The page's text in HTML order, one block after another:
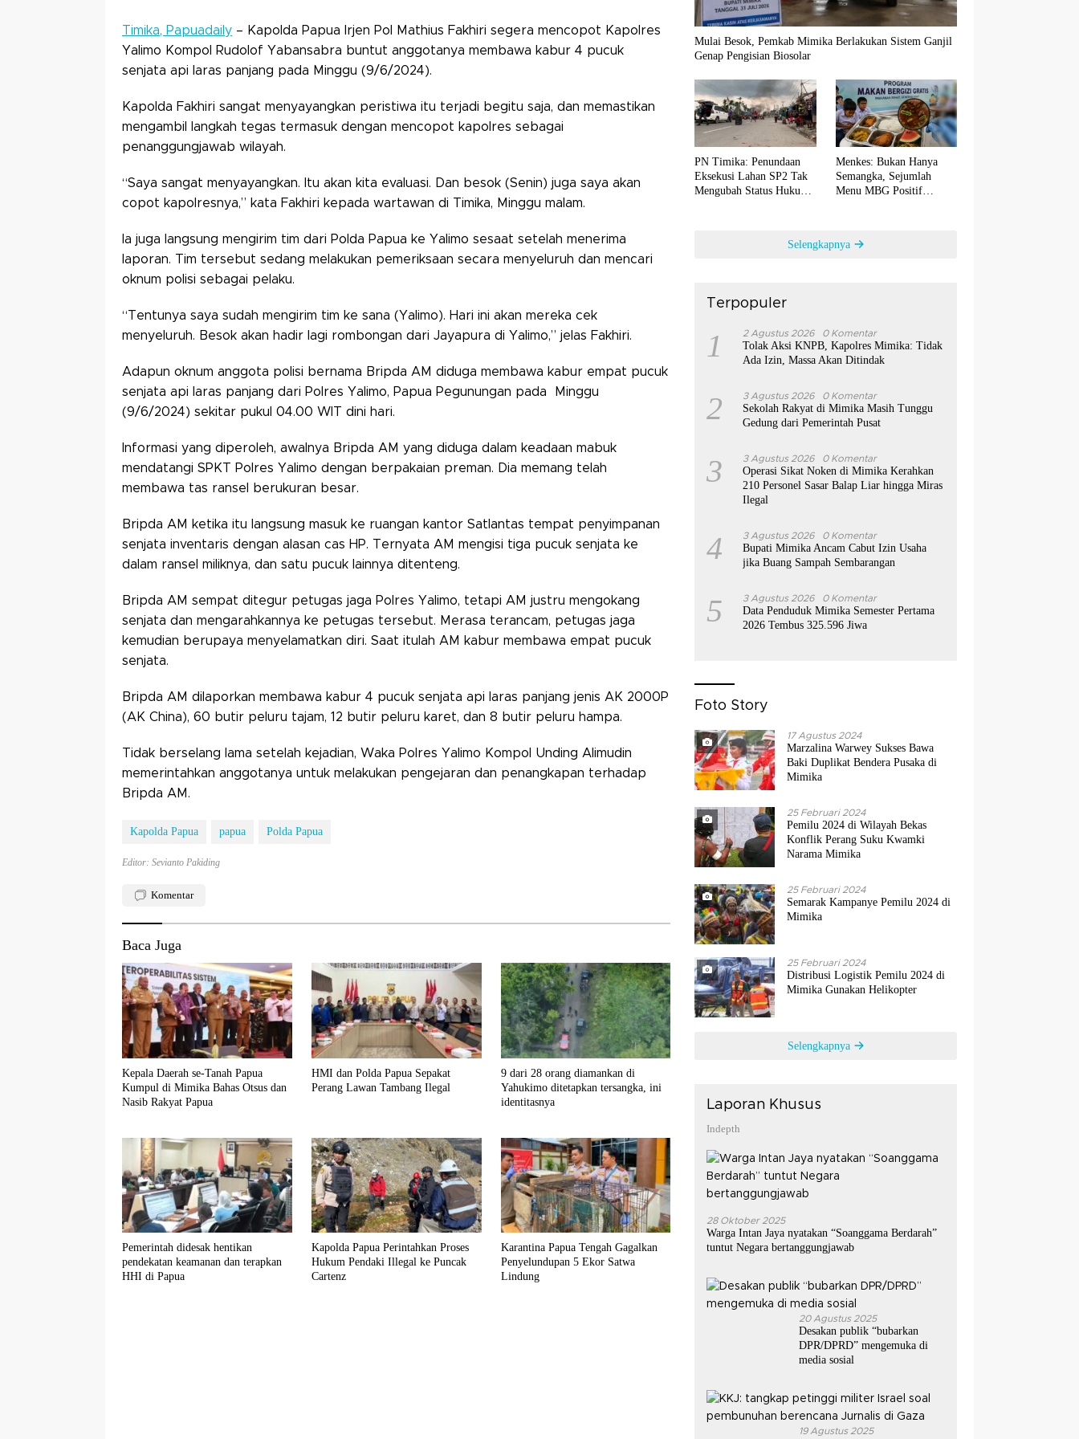
Timika, Papuadaily – Kapolda Papua Irjen Pol Mathius Fakhiri segera mencopot Kapolres
Yalimo Kompol Rudolof Yabansabra buntut anggotanya membawa kabur 4 pucuk
senjata api laras panjang pada Minggu (9/6/2024).
Kapolda Fakhiri sangat menyayangkan peristiwa itu terjadi begitu saja, dan memastikan
mengambil langkah tegas termasuk dengan mencopot kapolres sebagai
penanggungjawab wilayah.
“Saya sangat menyayangkan. Itu akan kita evaluasi. Dan besok (Senin) juga saya akan
copot kapolresnya,” kata Fakhiri kepada wartawan di Timika, Minggu malam.
Ia juga langsung mengirim tim dari Polda Papua ke Yalimo sesaat setelah menerima
laporan. Tim tersebut sedang melakukan pemeriksaan secara menyeluruh dan mencari
oknum polisi sebagai pelaku.
“Tentunya saya sudah mengirim tim ke sana (Yalimo). Hari ini akan mereka cek
menyeluruh. Besok akan hadir lagi rombongan dari Jayapura di Yalimo,” jelas Fakhiri.
Adapun oknum anggota polisi bernama Bripda AM diduga membawa kabur empat pucuk
senjata api laras panjang dari Polres Yalimo, Papua Pegunungan pada Minggu
(9/6/2024) sekitar pukul 04.00 WIT dini hari.
Informasi yang diperoleh, awalnya Bripda AM yang diduga dalam keadaan mabuk
mendatangi SPKT Polres Yalimo dengan berpakaian preman. Dia memang telah
membawa tas ransel berukuran besar.
Bripda AM ketika itu langsung masuk ke ruangan kantor Satlantas tempat penyimpanan
senjata inventaris dengan alasan cas HP. Ternyata AM mengisi tiga pucuk senjata ke
dalam ransel miliknya, dan satu pucuk lainnya ditenteng.
Bripda AM sempat ditegur petugas jaga Polres Yalimo, tetapi AM justru mengokang
senjata dan mengarahkannya ke petugas tersebut. Merasa terancam, petugas jaga
kemudian berupaya menyelamatkan diri. Saat itulah AM kabur membawa empat pucuk
senjata.
Bripda AM dilaporkan membawa kabur 4 pucuk senjata api laras panjang jenis AK 2000P
(AK China), 60 butir peluru tajam, 12 butir peluru karet, dan 8 butir peluru hampa.
Tidak berselang lama setelah kejadian, Waka Polres Yalimo Kompol Unding Alimudin
memerintahkan anggotanya untuk melakukan pengejaran dan penangkapan terhadap
Bripda AM.
Kapolda Papua papua Polda Papua
Editor: Sevianto Pakiding
Komentar
Baca Juga
Kepala Daerah se-Tanah Papua
Kumpul di Mimika Bahas Otsus dan
Nasib Rakyat Papua
HMI dan Polda Papua Sepakat
Perang Lawan Tambang Ilegal
9 dari 28 orang diamankan di
Yahukimo ditetapkan tersangka, ini
identitasnya
Pemerintah didesak hentikan
pendekatan keamanan dan terapkan
HHI di Papua
Kapolda Papua Perintahkan Proses
Hukum Pendaki Illegal ke Puncak
Cartenz
Karantina Papua Tengah Gagalkan
Penyelundupan 5 Ekor Satwa
Lindung
Mulai Besok, Pemkab Mimika Berlakukan Sistem Ganjil
Genap Pengisian Biosolar
PN Timika: Penundaan
Eksekusi Lahan SP2 Tak
Mengubah Status Hukum
Menkes: Bukan Hanya
Semangka, Sejumlah
Menu MBG Positif
Selengkapnya
Terpopuler
1 2 Agustus 2026 0 Komentar
Tolak Aksi KNPB, Kapolres Mimika: Tidak
Ada Izin, Massa Akan Ditindak
2 3 Agustus 2026 0 Komentar
Sekolah Rakyat di Mimika Masih Tunggu
Gedung dari Pemerintah Pusat
3 3 Agustus 2026 0 Komentar
Operasi Sikat Noken di Mimika Kerahkan
210 Personel Sasar Balap Liar hingga Miras
Ilegal
4 3 Agustus 2026 0 Komentar
Bupati Mimika Ancam Cabut Izin Usaha
jika Buang Sampah Sembarangan
5 3 Agustus 2026 0 Komentar
Data Penduduk Mimika Semester Pertama
2026 Tembus 325.596 Jiwa
Foto Story
17 Agustus 2024
Marzalina Warwey Sukses Bawa
Baki Duplikat Bendera Pusaka di
Mimika
25 Februari 2024
Pemilu 2024 di Wilayah Bekas
Konflik Perang Suku Kwamki
Narama Mimika
25 Februari 2024
Semarak Kampanye Pemilu 2024 di
Mimika
25 Februari 2024
Distribusi Logistik Pemilu 2024 di
Mimika Gunakan Helikopter
Selengkapnya
Laporan Khusus
Indepth
28 Oktober 2025
Warga Intan Jaya nyatakan “Soanggama Berdarah”
tuntut Negara bertanggungjawab
20 Agustus 2025
Desakan publik “bubarkan
DPR/DPRD” mengemuka di
media sosial
19 Agustus 2025